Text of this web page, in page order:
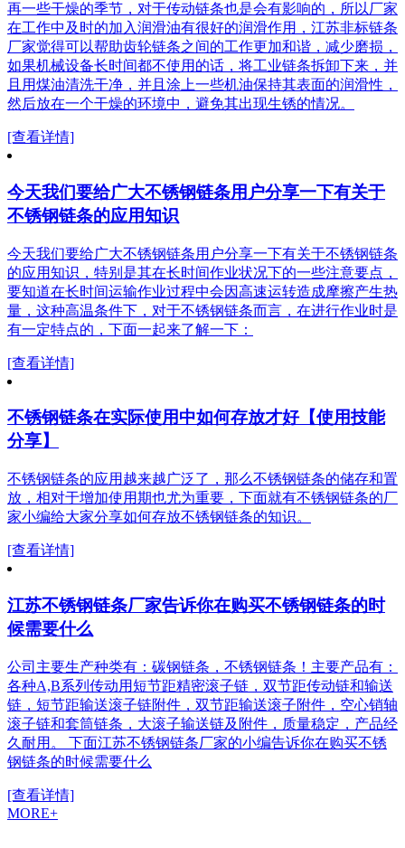
再一些干燥的季节，对于传动链条也是会有影响的，所以厂家
在工作中及时的加入润滑油有很好的润滑作用，江苏非标链条
厂家觉得可以帮助齿轮链条之间的工作更加和谐，减少磨损，
如果机械设备长时间都不使用的话，将工业链条拆卸下来，并
且用煤油清洗干净，并且涂上一些机油保持其表面的润滑性，
然后放在一个干燥的环境中，避免其出现生锈的情况。
[查看详情]
今天我们要给广大不锈钢链条用户分享一下有关于
不锈钢链条的应用知识
今天我们要给广大不锈钢链条用户分享一下有关于不锈钢链条
的应用知识，特别是其在长时间作业状况下的一些注意要点，
要知道在长时间运输作业过程中会因高速运转造成摩擦产生热
量，这种高温条件下，对于不锈钢链条而言，在进行作业时是
有一定特点的，下面一起来了解一下：
[查看详情]
不锈钢链条在实际使用中如何存放才好【使用技能
分享】
不锈钢链条的应用越来越广泛了，那么不锈钢链条的储存和置
放，相对于增加使用期也尤为重要，下面就有不锈钢链条的厂
家小编给大家分享如何存放不锈钢链条的知识。
[查看详情]
江苏不锈钢链条厂家告诉你在购买不锈钢链条的时
候需要什么
公司主要生产种类有：碳钢链条，不锈钢链条！主要产品有：
各种A,B系列传动用短节距精密滚子链，双节距传动链和输送
链，短节距输送滚子链附件，双节距输送滚子附件，空心销轴
滚子链和套筒链条，大滚子输送链及附件，质量稳定，产品经
久耐用。 下面江苏不锈钢链条厂家的小编告诉你在购买不锈
钢链条的时候需要什么
[查看详情]
MORE+